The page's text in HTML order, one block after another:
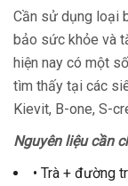
Cần sử dụng loại
bảo sức khỏe và
hiện nay có một
tìm thấy tại các
Kievit, B-one, S-
Nguyên liệu cần
• Trà + đường